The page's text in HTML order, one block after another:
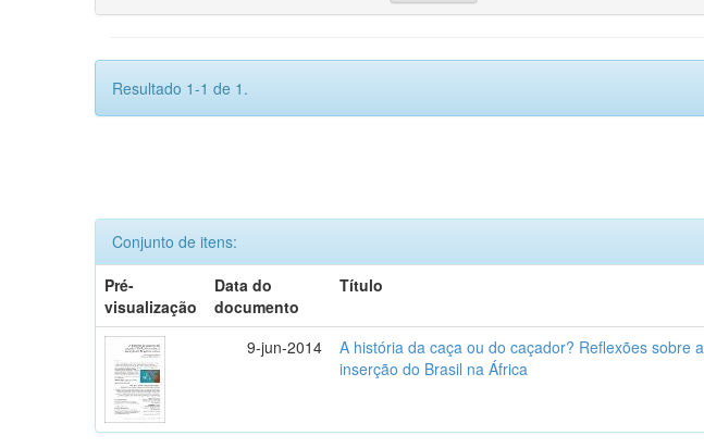
Resultado 1-1 de 1.
Conjunto de itens:
Pré-
visualização
Data do
documento
Título
9-jun-2014
A história da caça ou do caçador? Reflexões sobre a
inserção do Brasil na África